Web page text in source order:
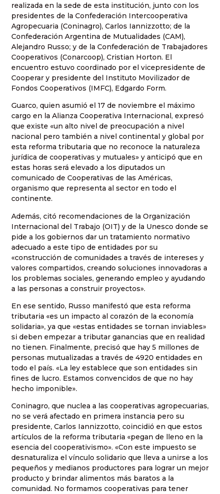
realizada en la sede de esta institución, junto con los
presidentes de la Confederación Intercooperativa
Agropecuaria (Coninagro), Carlos Iannizzotto; de la
Confederación Argentina de Mutualidades (CAM),
Alejandro Russo; y de la Confederación de Trabajadores
Cooperativos (Conarcoop), Cristian Horton. El
encuentro estuvo coordinado por el vicepresidente de
Cooperar y presidente del Instituto Movilizador de
Fondos Cooperativos (IMFC), Edgardo Form.
Guarco, quien asumió el 17 de noviembre el máximo
cargo en la Alianza Cooperativa Internacional, expresó
que existe «un alto nivel de preocupación a nivel
nacional pero también a nivel continental y global por
esta reforma tributaria que no reconoce la naturaleza
jurídica de cooperativas y mutuales» y anticipó que en
estas horas será elevado a los diputados un
comunicado de Cooperativas de las Américas,
organismo que representa al sector en todo el
continente.
Además, citó recomendaciones de la Organización
Internacional del Trabajo (OIT) y de la Unesco donde se
pide a los gobiernos dar un tratamiento normativo
adecuado a este tipo de entidades por su
«construcción de comunidades a través de intereses y
valores compartidos, creando soluciones innovadoras a
los problemas sociales, generando empleo y ayudando
a las personas a construir proyectos».
En ese sentido, Russo manifestó que esta reforma
tributaria «es un impacto al corazón de la economía
solidaria», ya que «estas entidades se tornan inviables»
si deben empezar a tributar ganancias que en realidad
no tienen. Finalmente, precisó que hay 5 millones de
personas mutualizadas a través de 4920 entidades en
todo el país. «La ley establece que son entidades sin
fines de lucro. Estamos convencidos de que no hay
hecho imponible».
Coninagro, que nuclea a las cooperativas agropecuarias,
no se verá afectado en primera instancia pero su
presidente, Carlos Iannizzotto, coincidió en que estos
artículos de la reforma tributaria «pegan de lleno en la
esencia del cooperativismo». «Con este impuesto se
desnaturaliza el vínculo solidario que lleva a unirse a los
pequeños y medianos productores para lograr un mejor
producto y brindar alimentos más baratos a la
comunidad. No formamos cooperativas para tener